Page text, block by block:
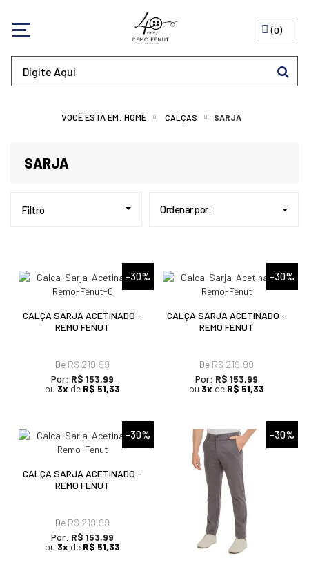
0
CALÇAS SARJA
Filtro
SARJA
Ordenar por:
-30%
CALÇA SARJA ACETINADO -
REMO FENUT
DeR$ 219,99
Por: R$ 153,99
ou 3x de R$ 51,33
-30%
CALÇA SARJA ACETINADO -
REMO FENUT
DeR$ 219,99
Por: R$ 153,99
ou 3x de R$ 51,33
-30%
CALÇA SARJA ACETINADO -
REMO FENUT
DeR$ 219,99
Por: R$ 153,99
ou 3x de R$ 51,33
-30%